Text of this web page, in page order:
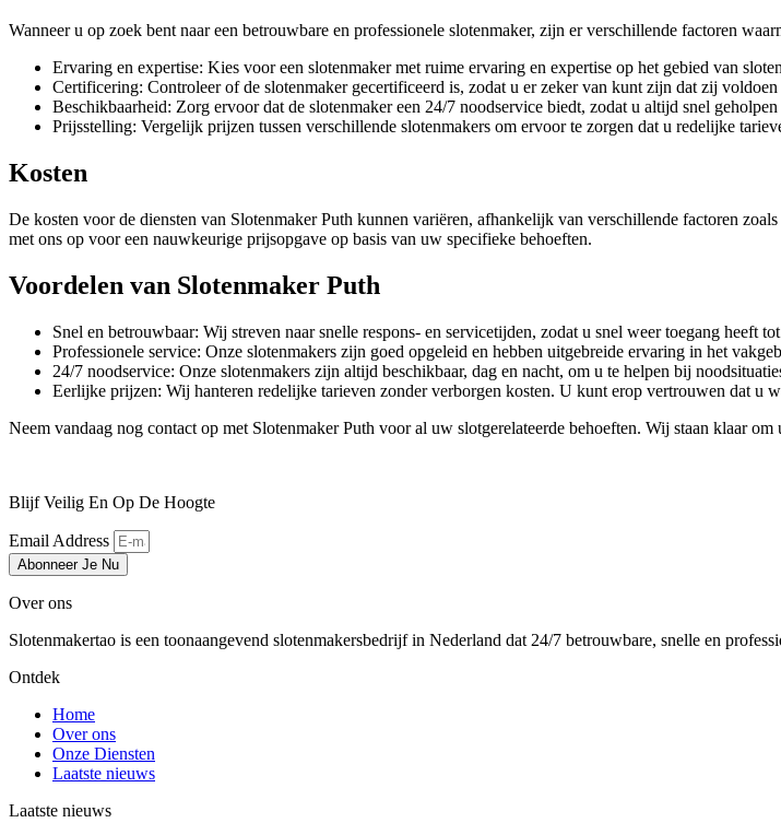
Wanneer u op zoek bent naar een betrouwbare en professionele slotenmaker, zijn er verschillende factoren
Ervaring en expertise: Kies voor een slotenmaker met ruime ervaring en expertise op het gebied van
Certificering: Controleer of de slotenmaker gecertificeerd is, zodat u er zeker van kunt zijn dat zij
Beschikbaarheid: Zorg ervoor dat de slotenmaker een 24/7 noodservice biedt, zodat u altijd snel
Prijsstelling: Vergelijk prijzen tussen verschillende slotenmakers om ervoor te zorgen dat u redelijke
Kosten
De kosten voor de diensten van Slotenmaker Puth kunnen variëren, afhankelijk van verschillende factoren
met ons op voor een nauwkeurige prijsopgave op basis van uw specifieke behoeften.
Voordelen van Slotenmaker Puth
Snel en betrouwbaar: Wij streven naar snelle respons- en servicetijden, zodat u snel weer toegang heeft
Professionele service: Onze slotenmakers zijn goed opgeleid en hebben uitgebreide ervaring in het
24/7 noodservice: Onze slotenmakers zijn altijd beschikbaar, dag en nacht, om u te helpen bij
Eerlijke prijzen: Wij hanteren redelijke tarieven zonder verborgen kosten. U kunt erop vertrouwen dat u
Neem vandaag nog contact op met Slotenmaker Puth voor al uw slotgerelateerde behoeften. Wij staan klaar
Blijf Veilig En Op De Hoogte
Email Address
Abonneer Je Nu
Over ons
Slotenmakertao is een toonaangevend slotenmakersbedrijf in Nederland dat 24/7 betrouwbare, snelle en
Ontdek
Home
Over ons
Onze Diensten
Laatste nieuws
Laatste nieuws